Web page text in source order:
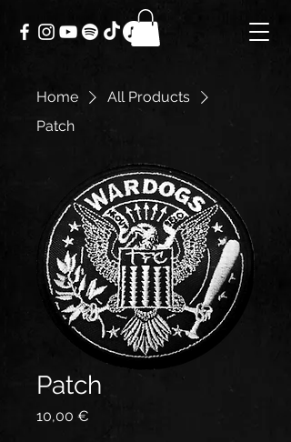
Home
All Products
Patch
Patch
10,00 €